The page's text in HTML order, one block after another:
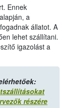
Ennek
a
állatot. A
lehet szállítani.
igazolást a
részére